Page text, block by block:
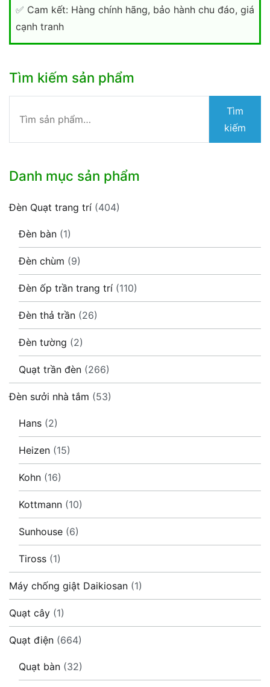
✅ Cam kết: Hàng chính hãng, bảo hành chu đáo, giá
cạnh tranh
Tìm kiếm sản phẩm
kiếm:
Tìm
kiếm
Danh mục sản phẩm
Đèn Quạt trang trí (404)
Đèn bàn (1)
Đèn chùm (9)
Đèn ốp trần trang trí (110)
Đèn thả trần (26)
Đèn tường (2)
Quạt trần đèn (266)
Đèn sưởi nhà tắm (53)
Hans (2)
Heizen (15)
Kohn (16)
Kottmann (10)
Sunhouse (6)
Tiross (1)
Máy chống giật Daikiosan (1)
Quạt cây (1)
Quạt điện (664)
Quạt bàn (32)